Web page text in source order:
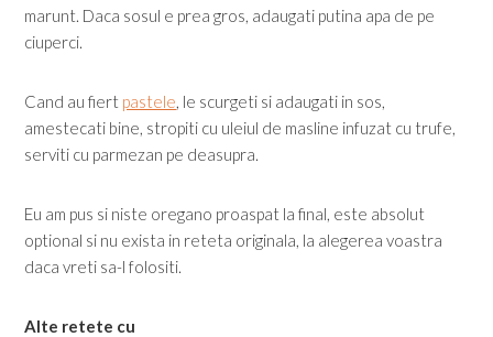
marunt. Daca sosul e prea gros, adaugati putina apa de pe
ciuperci.
Cand au fiert pastele , le scurgeti si adaugati in sos,
amestecati bine, stropiti cu uleiul de masline infuzat cu trufe,
serviti cu parmezan pe deasupra.
Eu am pus si niste oregano proaspat la final, este absolut
optional si nu exista in reteta originala, la alegerea voastra
daca vreti sa-l folositi.
Alte retete cu